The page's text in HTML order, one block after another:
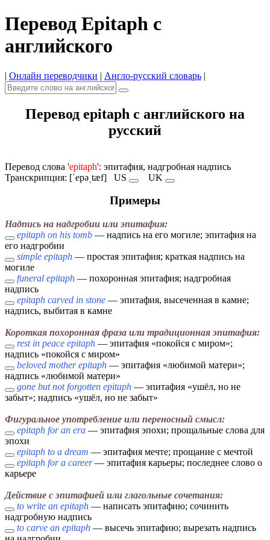
Перевод Epitaph с
английского
| Онлайн переводчики | Англо-русский словарь |
Перевод epitaph с английского на
русский
Перевод слова 'epitaph': эпитафия, надгробная надпись
Транскрипция: [ˈepəˌtæf] US UK
Примеры
Надпись на надгробии или эпитафия:
epitaph on his tomb — надпись на его могиле; эпитафия на
его надгробии
simple epitaph — простая эпитафия; краткая надпись на
могиле
funeral epitaph — похоронная эпитафия; надгробная
надпись
epitaph carved in stone — эпитафия, высеченная в камне;
надпись, выбитая в камне
Короткая похоронная фраза или традиционная эпитафия:
rest in peace epitaph — эпитафия «покойся с миром»;
надпись «покойся с миром»
beloved mother epitaph — эпитафия «любимой матери»;
надпись «любимой матери»
gone but not forgotten epitaph — эпитафия «ушёл, но не
забыт»; надпись «ушёл, но не забыт»
Фигуральное употребление или переносный смысл:
epitaph for an era — эпитафия эпохи; прощальные слова для
эпохи
epitaph to a dream — эпитафия мечте; прощание с мечтой
epitaph for a career— эпитафия карьеры; последнее слово о
карьере
Действие с эпитафией или глагольные сочетания:
to write an epitaph — написать эпитафию; сочинить
надгробную надпись
to carve an epitaph — высечь эпитафию; вырезать надпись